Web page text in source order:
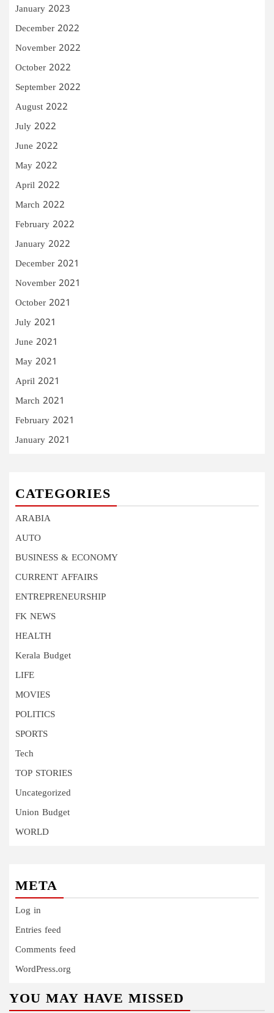
January 2023
December 2022
November 2022
October 2022
September 2022
August 2022
July 2022
June 2022
May 2022
April 2022
March 2022
February 2022
January 2022
December 2021
November 2021
October 2021
July 2021
June 2021
May 2021
April 2021
March 2021
February 2021
January 2021
CATEGORIES
ARABIA
AUTO
BUSINESS & ECONOMY
CURRENT AFFAIRS
ENTREPRENEURSHIP
FK NEWS
HEALTH
Kerala Budget
LIFE
MOVIES
POLITICS
SPORTS
Tech
TOP STORIES
Uncategorized
Union Budget
WORLD
META
Log in
Entries feed
Comments feed
WordPress.org
YOU MAY HAVE MISSED